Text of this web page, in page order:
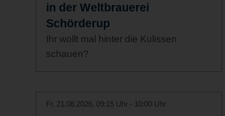
in der Weltbrauerei
Schörderup
Ihr wollt mal hinter die Kulissen
schauen?
Fr. 21.08.2026, 09:15 Uhr - 10:00 Uhr